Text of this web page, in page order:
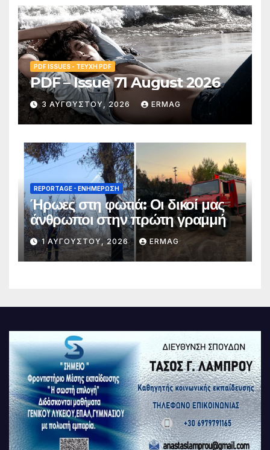
PDF ISSUES - ΤΕΎΧΗ PDF
PDF – Issue 71 August 2026
3 ΑΥΓΟΎΣΤΟΥ, 2026 ERMAG
REPORTAGE - EΝΗΜΈΡΩΣΗ
Ήρωες στη φωτιά: Οι δικοί μας
άνθρωποι στην πρώτη γραμμή
1 ΑΥΓΟΎΣΤΟΥ, 2026 ERMAG